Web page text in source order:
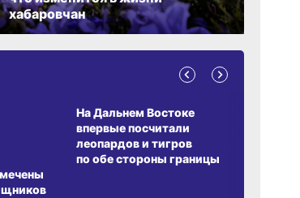
хабаровчан
На Дальнем Востоке
впервые посчитали
леопардов и тигров
по обе стороны границы